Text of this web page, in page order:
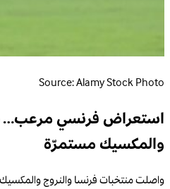
Source: Alamy Stock Photo
استعراض فرنسي مرعب…
والمكسيك مستمرّة